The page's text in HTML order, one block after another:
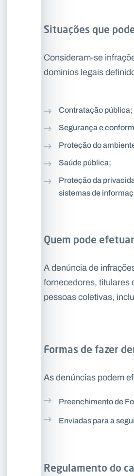
Situações que
Consideram-se
domínios legais
Contratação pública;
Segurança e
Proteção do
Saúde pública;
Proteção da
sistemas de
Quem pode
A denúncia de
fornecedores, titulares
pessoas coletivas,
Formas de fazer
As denúncias podem
Preenchimento de
Enviadas para a
Regulamento do